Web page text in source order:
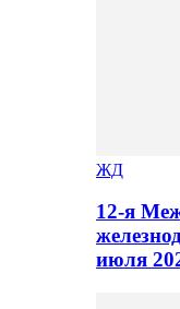
ЖД
12-я
июля